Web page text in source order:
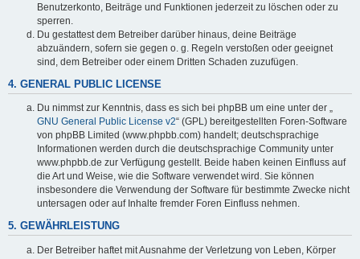
Benutzerkonto, Beiträge und Funktionen jederzeit zu löschen oder zu
sperren.
Du gestattest dem Betreiber darüber hinaus, deine Beiträge
abzuändern, sofern sie gegen o. g. Regeln verstoßen oder geeignet
sind, dem Betreiber oder einem Dritten Schaden zuzufügen.
4. GENERAL PUBLIC LICENSE
Du nimmst zur Kenntnis, dass es sich bei phpBB um eine unter der „
GNU General Public License v2“ (GPL) bereitgestellten Foren-Software
von phpBB Limited (www.phpbb.com) handelt; deutschsprachige
Informationen werden durch die deutschsprachige Community unter
www.phpbb.de zur Verfügung gestellt. Beide haben keinen Einfluss auf
die Art und Weise, wie die Software verwendet wird. Sie können
insbesondere die Verwendung der Software für bestimmte Zwecke nicht
untersagen oder auf Inhalte fremder Foren Einfluss nehmen.
5. GEWÄHRLEISTUNG
Der Betreiber haftet mit Ausnahme der Verletzung von Leben, Körper